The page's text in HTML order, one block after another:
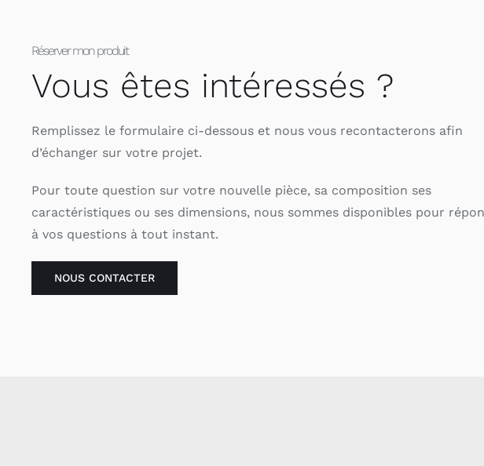
Réserver mon produit
Vous êtes intéressés ?
Remplissez le formulaire ci-dessous et nous vous recontacterons afin
d’échanger sur votre projet.
Pour toute question sur votre nouvelle pièce, sa composition ses
caractéristiques ou ses dimensions, nous sommes disponibles pour
à vos questions à tout instant.
NOUS CONTACTER